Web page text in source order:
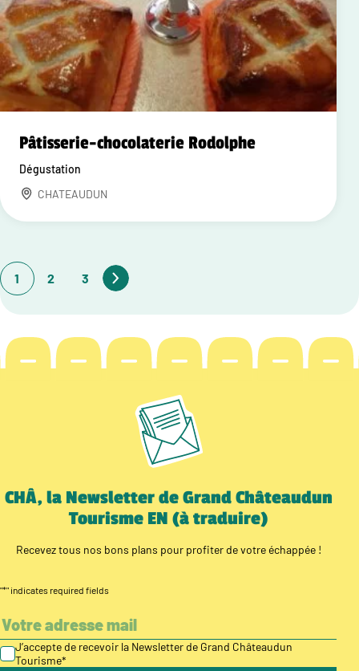
Pâtisserie-chocolaterie Rodolphe
Dégustation
CHATEAUDUN
1 2 3
CHÂ, la Newsletter de Grand Châteaudun
Tourisme EN (à traduire)
Recevez tous nos bons plans pour profiter de votre échappée !
"*" indicates required fields
J’accepte de recevoir la Newsletter de Grand Châteaudun
Tourisme*